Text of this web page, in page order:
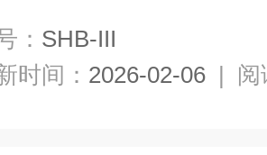
： SHB-III
时间： 2026-02-06 | 阅